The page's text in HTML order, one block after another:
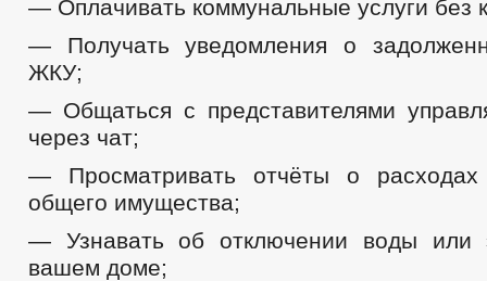
— Оплачивать коммунальные услуги без
— Получать уведомления о
ЖКУ;
— Общаться с представителями
через чат;
— Просматривать отчёты о
общего имущества;
— Узнавать об отключении воды или
вашем доме;